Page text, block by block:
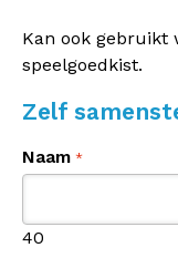
Kan ook gebruikt
speelgoedkist.
Zelf
Naam
40